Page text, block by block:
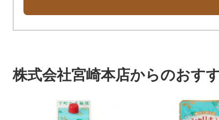
株式会社宮崎本店からのおす